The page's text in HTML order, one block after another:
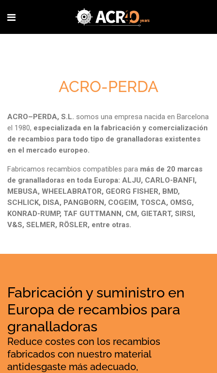
ACRO-PERDA
ACRO–PERDA, S.L. somos una empresa nacida en Barcelona
el 1980, especializada en la fabricación y comercialización
de recambios para todo tipo de granalladoras existentes
en el mercado europeo.
Fabricamos recambios compatibles para más de 20 marcas
de granalladoras en toda Europa: ALJU, CARLO-BANFI,
MEBUSA, WHEELABRATOR, GEORG FISHER, BMD,
SCHLICK, DISA, PANGBORN, COGEIM, TOSCA, OMSG,
KONRAD-RUMP, TAF GUTTMANN, CM, GIETART, SIRSI,
V&S, SELMER, RÖSLER, entre otras.
Fabricación y suministro en
Europa de recambios para
granalladoras
Reduce costes con los recambios
fabricados con nuestro material
antidesgaste más adecuado,